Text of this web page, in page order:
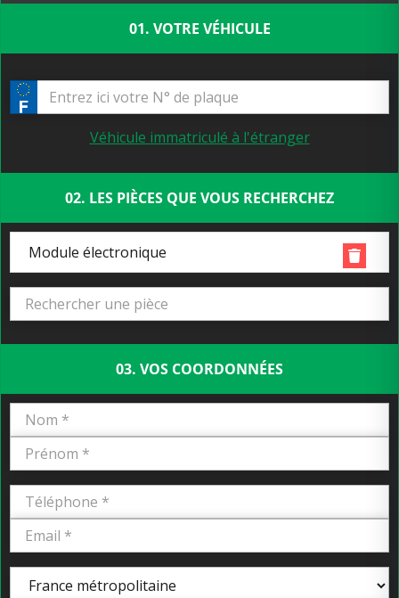
01. VOTRE VÉHICULE
Véhicule immatriculé à l'étranger
02. LES PIÈCES QUE VOUS RECHERCHEZ
Module électronique
03. VOS COORDONNÉES